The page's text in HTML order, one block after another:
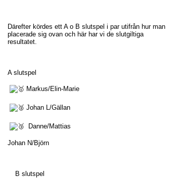
Därefter kördes ett A o B slutspel i par utifrån hur man
placerade sig ovan och här har vi de slutgiltiga
resultatet.
A slutspel
Markus/Elin-Marie
Johan L/Gällan
Danne/Mattias
Johan N/Björn
B slutspel